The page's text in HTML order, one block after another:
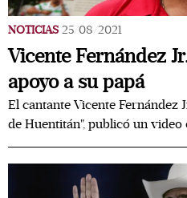
NOTICIAS 25/08/2021
Vicente Fernández
apoyo a su papá
El cantante Vicente Fernández
de Huentitán", publicó un